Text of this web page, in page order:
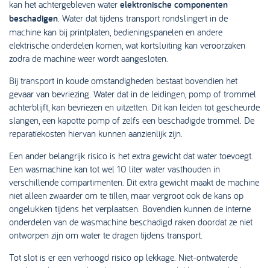
kan het achtergebleven water elektronische componenten
beschadigen. Water dat tijdens transport rondslingert in de
machine kan bij printplaten, bedieningspanelen en andere
elektrische onderdelen komen, wat kortsluiting kan veroorzaken
zodra de machine weer wordt aangesloten.
Bij transport in koude omstandigheden bestaat bovendien het
gevaar van bevriezing. Water dat in de leidingen, pomp of trommel
achterblijft, kan bevriezen en uitzetten. Dit kan leiden tot gescheurde
slangen, een kapotte pomp of zelfs een beschadigde trommel. De
reparatiekosten hiervan kunnen aanzienlijk zijn.
Een ander belangrijk risico is het extra gewicht dat water toevoegt.
Een wasmachine kan tot wel 10 liter water vasthouden in
verschillende compartimenten. Dit extra gewicht maakt de machine
niet alleen zwaarder om te tillen, maar vergroot ook de kans op
ongelukken tijdens het verplaatsen. Bovendien kunnen de interne
onderdelen van de wasmachine beschadigd raken doordat ze niet
ontworpen zijn om water te dragen tijdens transport.
Tot slot is er een verhoogd risico op lekkage. Niet-ontwaterde